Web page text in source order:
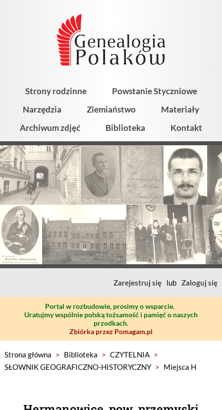
Strony rodzinne
Powstanie Styczniowe
Narzędzia
Ziemiaństwo
Materiały
Archiwum zdjęć
Biblioteka Kontakt
Zarejestruj się lub Zaloguj się
Portal w rozbudowie, prosimy o wsparcie.
Uratujmy wspólnie polską tożsamość i pamięć o naszych
przodkach.
Zbiórka przez Pomagam.pl
Strona główna > Biblioteka > CZYTELNIA >
SŁOWNIK GEOGRAFICZNO-HISTORYCZNY > Miejsca H